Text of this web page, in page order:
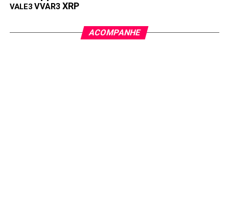
VALE3 VVAR3 XRP
ACOMPANHE